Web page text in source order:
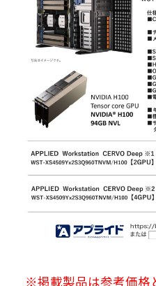
※掲載製品は参考価格